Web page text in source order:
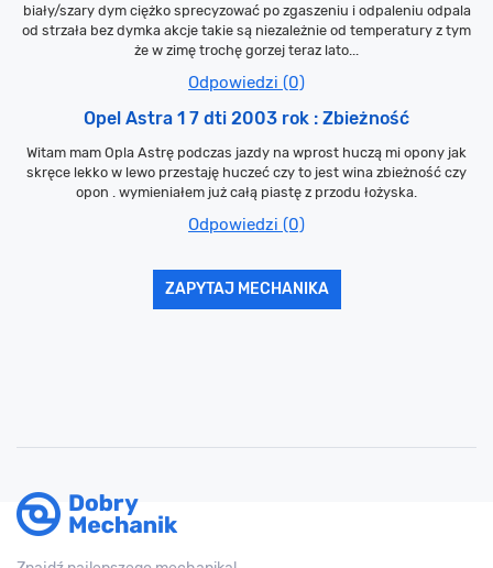
biały/szary dym ciężko sprecyzować po zgaszeniu i odpaleniu odpala
od strzała bez dymka akcje takie są niezależnie od temperatury z tym
że w zimę trochę gorzej teraz lato...
Odpowiedzi (0)
Opel Astra 1 7 dti 2003 rok : Zbieżność
Witam mam Opla Astrę podczas jazdy na wprost huczą mi opony jak
skręce lekko w lewo przestaję huczeć czy to jest wina zbieżność czy
opon . wymieniałem już całą piastę z przodu łożyska.
Odpowiedzi (0)
ZAPYTAJ MECHANIKA